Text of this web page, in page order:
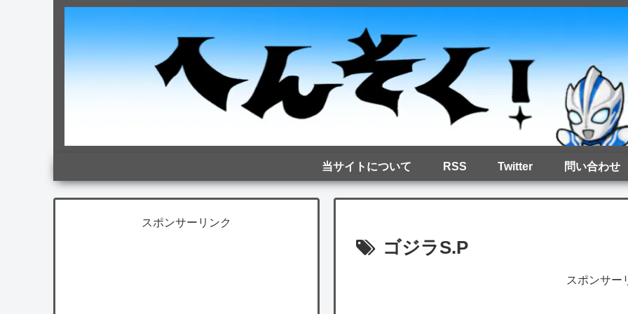
当サイトについて RSS Twitter 問い合わせ
ゴジラS.P
スポンサー
スポンサーリンク